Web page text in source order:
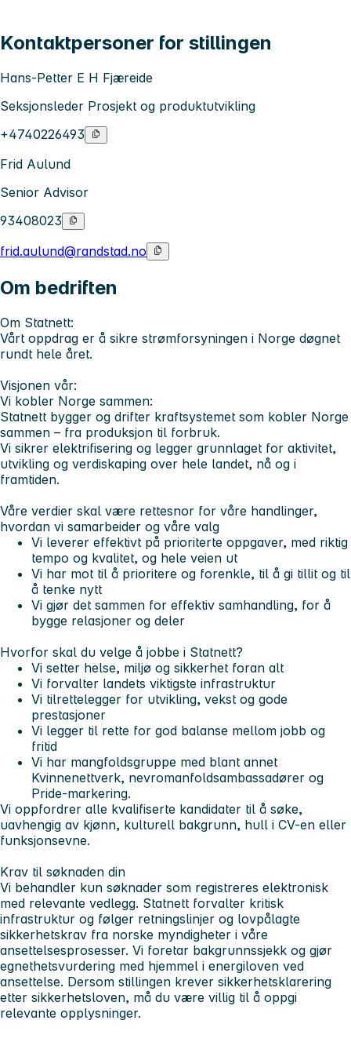
Kontaktpersoner for stillingen
Hans-Petter E H Fjæreide
Seksjonsleder Prosjekt og produktutvikling
+4740226493
Frid Aulund
Senior Advisor
93408023
frid.aulund@randstad.no
Om bedriften
Om Statnett:
Vårt oppdrag er å sikre strømforsyningen i Norge døgnet
rundt hele året.
Visjonen vår:
Vi kobler Norge sammen:
Statnett bygger og drifter kraftsystemet som kobler Norge
sammen – fra produksjon til forbruk.
Vi sikrer elektrifisering og legger grunnlaget for aktivitet,
utvikling og verdiskaping over hele landet, nå og i
framtiden.
Våre verdier skal være rettesnor for våre handlinger,
hvordan vi samarbeider og våre valg
Vi leverer effektivt på prioriterte oppgaver, med riktig
tempo og kvalitet, og hele veien ut
Vi har mot til å prioritere og forenkle, til å gi tillit og til
å tenke nytt
Vi gjør det sammen for effektiv samhandling, for å
bygge relasjoner og deler
Hvorfor skal du velge å jobbe i Statnett?
Vi setter helse, miljø og sikkerhet foran alt
Vi forvalter landets viktigste infrastruktur
Vi tilrettelegger for utvikling, vekst og gode
prestasjoner
Vi legger til rette for god balanse mellom jobb og
fritid
Vi har mangfoldsgruppe med blant annet
Kvinnenettverk, nevromanfoldsambassadører og
Pride-markering.
Vi oppfordrer alle kvalifiserte kandidater til å søke,
uavhengig av kjønn, kulturell bakgrunn, hull i CV-en eller
funksjonsevne.
Krav til søknaden din
Vi behandler kun søknader som registreres elektronisk
med relevante vedlegg. Statnett forvalter kritisk
infrastruktur og følger retningslinjer og lovpålagte
sikkerhetskrav fra norske myndigheter i våre
ansettelsesprosesser. Vi foretar bakgrunnssjekk og gjør
egnethetsvurdering med hjemmel i energiloven ved
ansettelse. Dersom stillingen krever sikkerhetsklarering
etter sikkerhetsloven, må du være villig til å oppgi
relevante opplysninger.